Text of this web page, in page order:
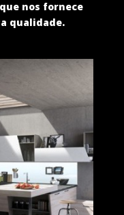
nos fornece
qualidade.